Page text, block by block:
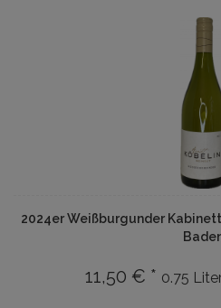
2024er Weißburgunder
11,50 € * 0.75